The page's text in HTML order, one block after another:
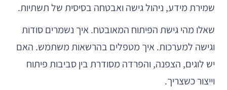
שמירת מידע, ניהול גישה ואבטחה בסיסית של תשתיות.
שאלו מהי גישת הפיתוח המאובטח. איך נשמרים סודות
וגישה למערכות. איך מטפלים בהרשאות משתמש. האם
יש לוגים, הצפנה, והפרדה מסודרת בין סביבות פיתוח
וייצור כשצריך.